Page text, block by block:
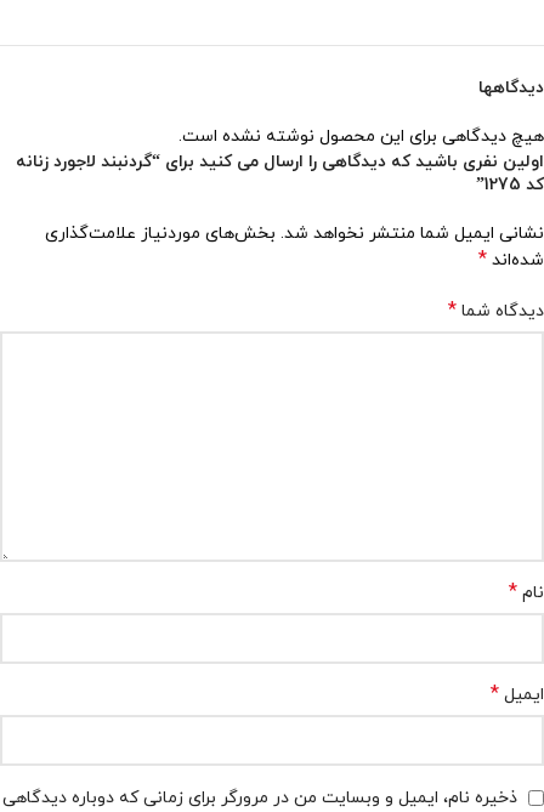
دیدگاهها
هیچ دیدگاهی برای این محصول نوشته نشده است.
اولین نفری باشید که دیدگاهی را ارسال می کنید برای “گردنبند لاجورد زنانه
کد 1275”
نشانی ایمیل شما منتشر نخواهد شد. بخش‌های موردنیاز علامت‌گذاری
شده‌اند *
دیدگاه شما *
نام *
ایمیل *
ذخیره نام، ایمیل و وبسایت من در مرورگر برای زمانی که دوباره دیدگاهی